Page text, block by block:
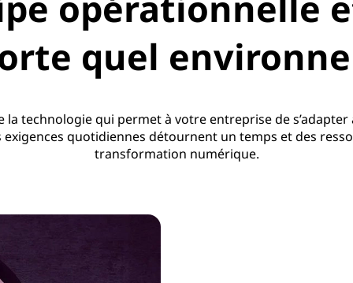
quel
technologie qui permet à votre entreprise de
quotidiennes détournent un temps et des
transformation numérique.